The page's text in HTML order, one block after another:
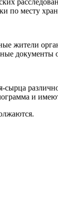
по месту
жители
документы
сырца
и